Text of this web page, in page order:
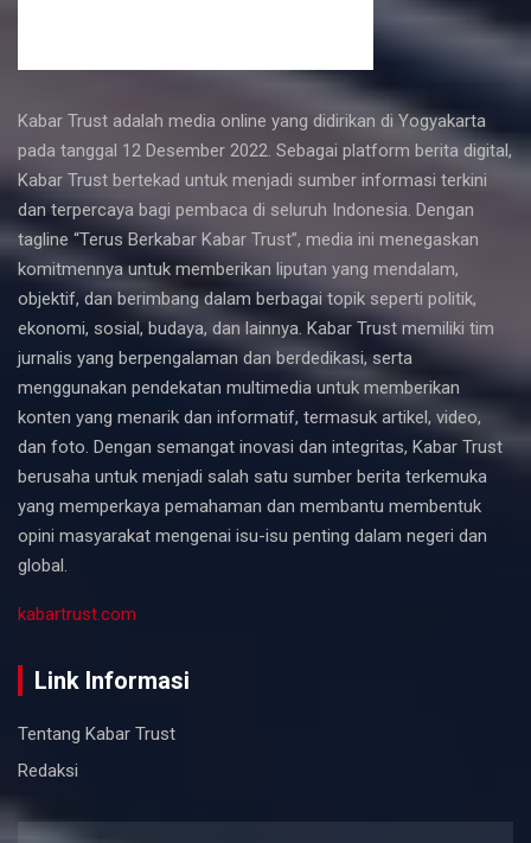
Kabar Trust adalah media online yang didirikan di Yogyakarta
pada tanggal 12 Desember 2022. Sebagai platform berita digital,
Kabar Trust bertekad untuk menjadi sumber informasi terkini
dan terpercaya bagi pembaca di seluruh Indonesia. Dengan
tagline “Terus Berkabar Kabar Trust”, media ini menegaskan
komitmennya untuk memberikan liputan yang mendalam,
objektif, dan berimbang dalam berbagai topik seperti politik,
ekonomi, sosial, budaya, dan lainnya. Kabar Trust memiliki tim
jurnalis yang berpengalaman dan berdedikasi, serta
menggunakan pendekatan multimedia untuk memberikan
konten yang menarik dan informatif, termasuk artikel, video,
dan foto. Dengan semangat inovasi dan integritas, Kabar Trust
berusaha untuk menjadi salah satu sumber berita terkemuka
yang memperkaya pemahaman dan membantu membentuk
opini masyarakat mengenai isu-isu penting dalam negeri dan
global.
kabartrust.com
Link Informasi
Tentang Kabar Trust
Redaksi